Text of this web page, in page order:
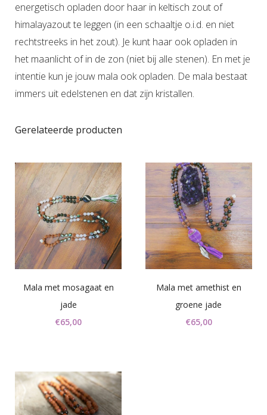
energetisch opladen door haar in keltisch zout of
himalayazout te leggen (in een schaaltje o.i.d. en niet
rechtstreeks in het zout). Je kunt haar ook opladen in
het maanlicht of in de zon (niet bij alle stenen). En met je
intentie kun je jouw mala ook opladen. De mala bestaat
immers uit edelstenen en dat zijn kristallen.
Gerelateerde producten
Mala met mosagaat en
jade
€65,00
Mala met amethist en
groene jade
€65,00